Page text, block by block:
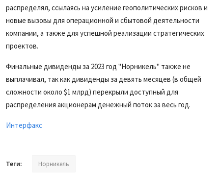
распределял, ссылаясь на усиление геополитических рисков и
новые вызовы для операционной и сбытовой деятельности
компании, а также для успешной реализации стратегических
проектов.
Финальные дивиденды за 2023 год "Норникель" также не
выплачивал, так как дивиденды за девять месяцев (в общей
сложности около $1 млрд) перекрыли доступный для
распределения акционерам денежный поток за весь год.
Интерфакс
Теги: Норникель